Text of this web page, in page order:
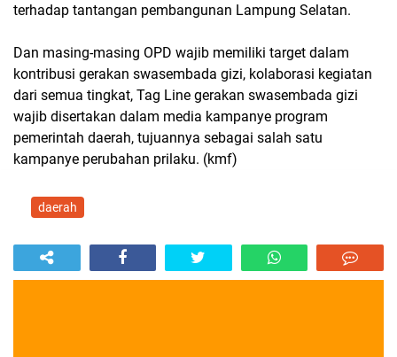
terhadap tantangan pembangunan Lampung Selatan.
Dan masing-masing OPD wajib memiliki target dalam
kontribusi gerakan swasembada gizi, kolaborasi kegiatan
dari semua tingkat, Tag Line gerakan swasembada gizi
wajib disertakan dalam media kampanye program
pemerintah daerah, tujuannya sebagai salah satu
kampanye perubahan prilaku. (kmf)
daerah